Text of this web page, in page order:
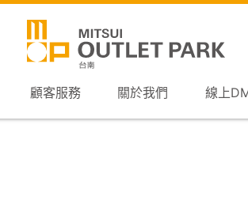
顧客服務 關於我們 線上